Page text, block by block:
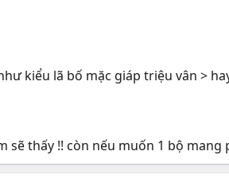
kiểu lã bố mặc giáp triệu vân >
thấy !! còn nếu muốn 1 bộ